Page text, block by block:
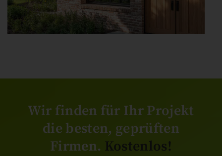
Wir finden für Ihr Projekt
die besten, geprüften
Firmen. Kostenlos!